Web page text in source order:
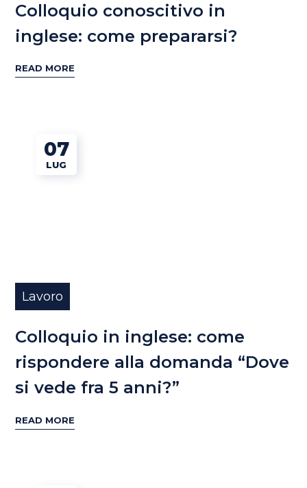
Colloquio conoscitivo in
inglese: come prepararsi?
READ MORE
07
LUG
Lavoro
Colloquio in inglese: come
rispondere alla domanda “Dove
si vede fra 5 anni?”
READ MORE